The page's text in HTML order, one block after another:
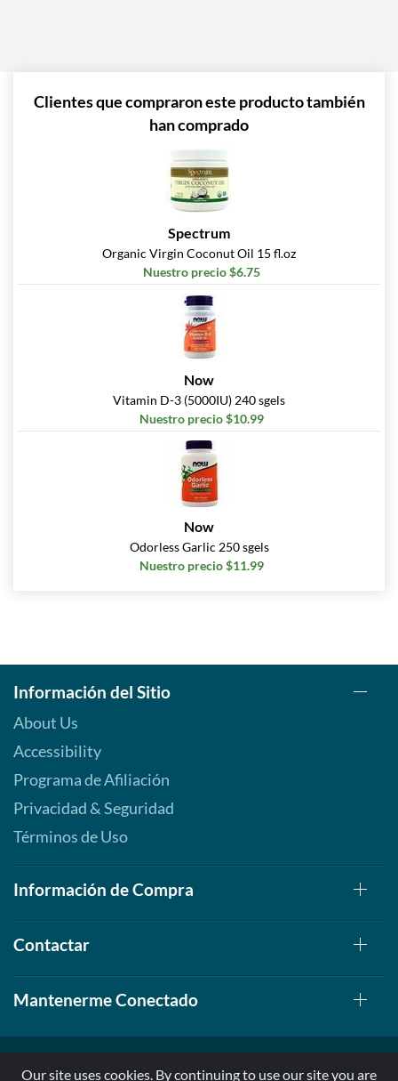
Clientes que compraron este producto también
han comprado
Spectrum
Organic Virgin Coconut Oil 15 fl.oz
Nuestro precio $6.75
Now
Vitamin D-3 (5000IU) 240 sgels
Nuestro precio $10.99
Now
Odorless Garlic 250 sgels
Nuestro precio $11.99
Información del Sitio
About Us
Accessibility
Programa de Afiliación
Privacidad & Seguridad
Términos de Uso
Información de Compra
Contactar
Mantenerme Conectado
Our site uses cookies. By continuing to use our site you are